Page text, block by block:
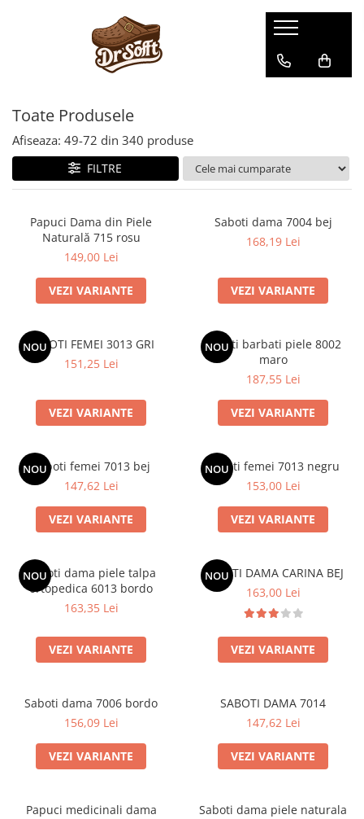
Toate Produsele
Afiseaza: 49-72 din 340 produse
FILTRE
Papuci Dama din Piele
Naturală 715 rosu
149,00 Lei
VEZI VARIANTE
Saboti dama 7004 bej
168,19 Lei
VEZI VARIANTE
NOU
SABOTI FEMEI 3013 GRI
151,25 Lei
VEZI VARIANTE
NOU
Saboti barbati piele 8002
maro
187,55 Lei
VEZI VARIANTE
NOU
Saboti femei 7013 bej
147,62 Lei
VEZI VARIANTE
NOU
Saboti femei 7013 negru
153,00 Lei
VEZI VARIANTE
NOU
Saboti dama piele talpa
ortopedica 6013 bordo
163,35 Lei
VEZI VARIANTE
NOU
SABOTI DAMA CARINA BEJ
163,00 Lei
VEZI VARIANTE
Saboti dama 7006 bordo
156,09 Lei
VEZI VARIANTE
SABOTI DAMA 7014
147,62 Lei
VEZI VARIANTE
Papuci medicinali dama
Saboti dama piele naturala